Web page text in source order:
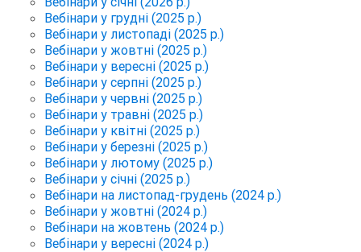
Вебінари у грудні (2025 р.)
Вебінари у листопаді (2025 р.)
Вебінари у жовтні (2025 р.)
Вебінари у вересні (2025 р.)
Вебінари у серпні (2025 р.)
Вебінари у червні (2025 р.)
Вебінари у травні (2025 р.)
Вебінари у квітні (2025 р.)
Вебінари у березні (2025 р.)
Вебінари у лютому (2025 р.)
Вебінари у січні (2025 р.)
Вебінари на листопад-грудень (2024 р.)
Вебінари у жовтні (2024 р.)
Вебінари на жовтень (2024 р.)
Вебінари у вересні (2024 р.)